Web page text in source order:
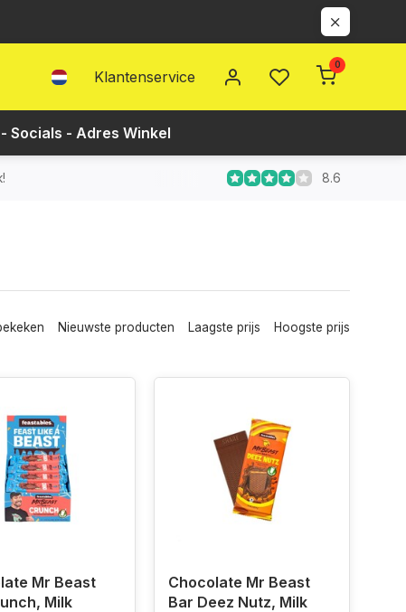
Klantenservice
0
Socials - Adres Winkel
8.6
Nieuwste producten Laagste prijs Hoogste prijs
Mr Beast
Milk
Chocolate Mr Beast
Bar Deez Nutz, Milk